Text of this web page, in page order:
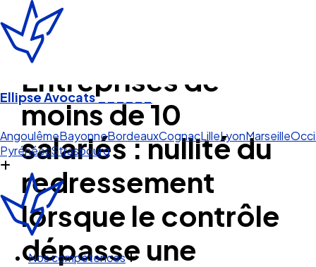
Ellipse Avocats______
Ang
AngoulêmeBayonneBordeauxCognac LilleLyonMarseille
Pyrénées
Entreprises de
moins de 10
salariés : nullité du
redressement
lorsque le contrôle
dépasse une